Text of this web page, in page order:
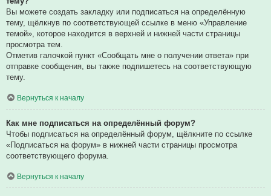
Вы можете создать закладку или подписаться на определённую
тему, щёлкнув по соответствующей ссылке в меню «Управление
темой», которое находится в верхней и нижней части страницы
просмотра тем.
Отметив галочкой пункт «Сообщать мне о получении ответа» при
отправке сообщения, вы также подпишетесь на соответствующую
тему.
Вернуться к началу
Как мне подписаться на определённый форум?
Чтобы подписаться на определённый форум, щёлкните по ссылке
«Подписаться на форум» в нижней части страницы просмотра
соответствующего форума.
Вернуться к началу